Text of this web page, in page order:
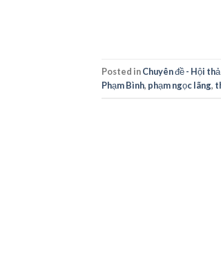
Posted inChuyên đề - Hội
Phạm Bình, phạm ngọc lãng,